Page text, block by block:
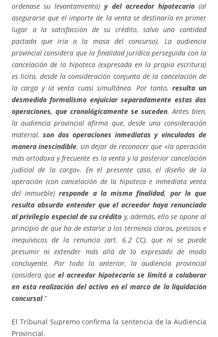
ordenase su levantamiento)y del acreedor hipotecario(al
asegurarse que el importe de la venta se destinaría en primer
lugar a la satisfacción de su crédito, salvo una cantidad
pactada que iría a la masa del concurso). La audiencia
provincial considera que la finalidad jurídica perseguida con la
cancelación de la hipoteca (expresada en la propia escritura)
es lícita, desde la consideración conjunta de la cancelación de
la carga y la venta cuasi simultánea. Por tanto, resulta un
desmedido formalismo enjuiciar separadamente estas dos
operaciones, que cronológicamente se suceden. Antes bien,
la audiencia provincial afirma que, desde una consideración
material,son dos operaciones inmediatas y vinculadas de
manera inescindible, sin dejar de reconocer que «la operación
más ortodoxa y frecuente es la venta y la posterior cancelación
judicial de la carga». En el presente caso, el diseño de la
operación (con cancelación de la hipoteca e inmediata venta
del inmueble)responde a la misma finalidad, por lo que
resulta absurdo entender que el acreedor haya renunciado
al privilegio especial de su crédito y, además, ello se opone al
principio de que ha de estarse a los términos claros, precisos e
inequívocos de la renuncia (art. 6.2 CC), que ni se puede
presumir ni extender más allá de lo expresado de modo
concluyente. Por todo lo anterior, la audiencia provincial
considera queel acreedor hipotecario se limitó a colaborar
en esta realización del activo en el marco de la liquidación
concursal.”
El Tribunal Supremo confirma la sentencia de la Audiencia
Provincial.